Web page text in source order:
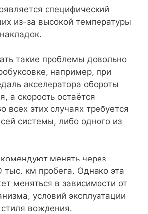
специфический
из-за высокой температуры
такие проблемы довольно
например, при
акселератора обороты
а скорость остаётся
всех этих случаях требуется
системы, либо одного из
менять через
км пробега. Однако эта
меняться в зависимости от
условий эксплуатации
вождения.